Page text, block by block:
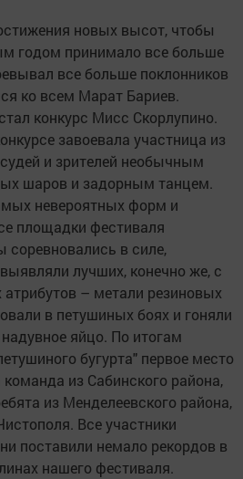
новых высот, чтобы
годом принимало все больше
все больше поклонников
ко всем Марат Бариев.
конкурс Мисс Скорлупино.
завоевала участница из
и зрителей необычным
шаров и задорным танцем.
невероятных форм и
площадки фестиваля
соревновались в силе,
лучших, конечно же, с
– метали резиновых
в петушиных боях и гоняли
яйцо. По итогам
бугурта" первое место
из Сабинского района,
из Менделеевского района,
Все участники
поставили немало рекордов в
нашего фестиваля.